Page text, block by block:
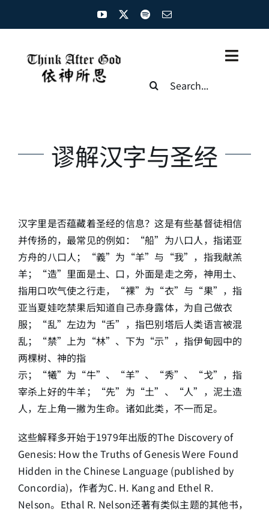
神学概论
圣经解析
简介
下载
Search
谬解汉字与圣经
汉字里是否蕴藏着圣经的信息？这是有些基督徒相信
并传扬的，最常见的例如：“船”为八口人，指诺亚
方舟的八口人；“義”为“羊”与“我”，指我献羔
羊；“造”里面是土、口，外面是走之旁，神用土、
指用口吹气使之行走，“裸”为“衣”与“果”，指
亚当夏娃吃禁果后知道自己赤身露体，为自己做衣
服；“乱”左边为“舌”，指巴别塔后人类语言被混
乱；“禁”上为“林”、下为“示”，指伊甸园中的
两棵树、神的指
示；“犧”为“牛”、“羊”、“秀”、“戈”，指
宰杀上好的牛羊；“先”为“土”、“人”，泥土造
人，左上角一撇为生命。诸如此类，不一而足。
这些解释多开始于1979年出版的The Discovery of
Genesis: How the Truths of Genesis Were Found
Hidden in the Chinese Language (published by
Concordia)，作者为C. H. Kang and Ethel R.
Nelson。Ethal R. Nelson还著有类似主题的其他书，